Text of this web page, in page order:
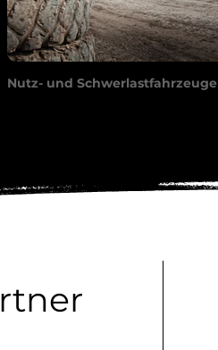
Nutz- und Schwerlastfahrzeuge